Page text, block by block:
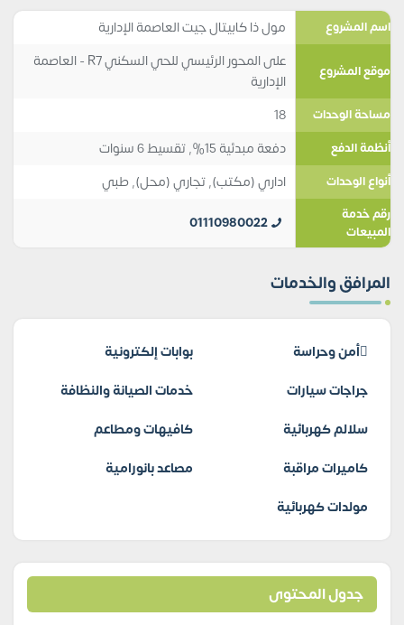
اسم المشروع مول ذا كابيتال جيت العاصمة الإدارية
موقع المشروع
على المحور الرئيسي للحي السكني R7 - العاصمة
الإدارية
مساحة الوحدات 18
أنظمة الدفع دفعة مبدئية 15%, تقسيط 6 سنوات
أنواع الوحدات اداري (مكتب),تجاري (محل),طبي
رقم خدمة
المبيعات
01110980022
المرافق والخدمات
أمن وحراسة
بوابات إلكترونية
جراجات سيارات
خدمات الصيانة والنظافة
سلالم كهربائية
كافيهات ومطاعم
كاميرات مراقبة
مصاعد بانورامية
مولدات كهربائية
جدول المحتوى